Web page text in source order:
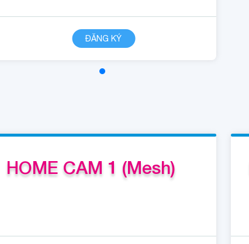
ĐĂNG KÝ
HOME CAM 1 (Mesh)